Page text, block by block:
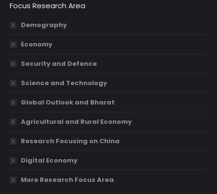
opens
in
window
opens
in
window
opens
in
window
opens
in
Focus Research Area
Demography
Economy
Security and Defence
Science and Technology
Global Outlook and Bharat
Agricultural and Rural Economy
Research Focusing on China
Digital Economy
More Research Focus Area